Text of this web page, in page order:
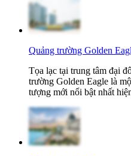
Quảng trường Golden
Tọa lạc tại trung tâm đại
trường Golden Eagle là
tượng mới nổi bật nhất